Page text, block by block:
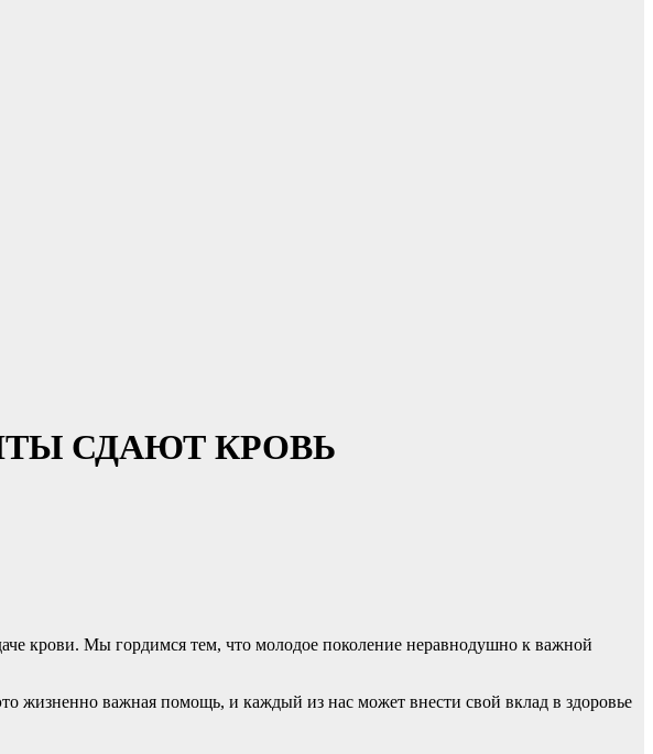
СДАЮТ КРОВЬ
крови.️ Мы гордимся тем, что молодое поколение неравнодушно к важной
жизненно важная помощь, и каждый из нас может внести свой вклад в здоровье